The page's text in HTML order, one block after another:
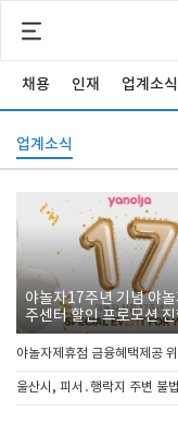
채용 인재 업계소식
업계소식
야놀자17주년 기념 야
주센터 할인 프로모션
야놀자제휴점 금융혜택제공
울산시, 피서․행락지 주변 불